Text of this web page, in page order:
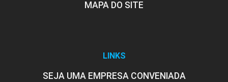
MAPA DO SITE
LINKS
SEJA UMA EMPRESA CONVENIADA